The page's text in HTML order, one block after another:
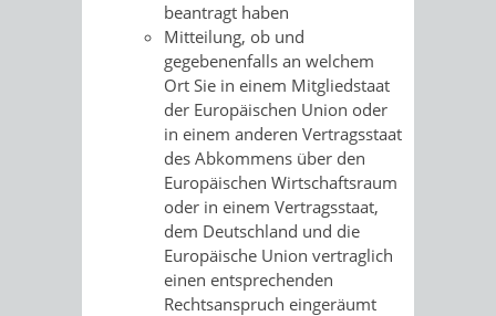
beantragt haben
Mitteilung, ob und
gegebenenfalls an welchem
Ort Sie in einem Mitgliedstaat
der Europäischen Union oder
in einem anderen Vertragsstaat
des Abkommens über den
Europäischen Wirtschaftsraum
oder in einem Vertragsstaat,
dem Deutschland und die
Europäische Union vertraglich
einen entsprechenden
Rechtsanspruch eingeräumt